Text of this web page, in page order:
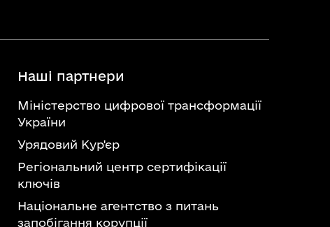
Наші партнери
Міністерство цифрової трансформації
України
Урядовий Кур'єр
Регіональний центр сертифікації
ключів
Національне агентство з питань
запобігання корупції